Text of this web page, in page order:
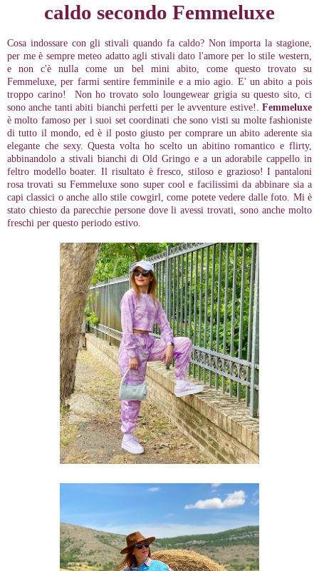
caldo secondo Femmeluxe
Cosa indossare con gli stivali quando fa caldo? Non importa la stagione,
per me è sempre meteo adatto agli stivali dato l'amore per lo stile western,
e non c'è nulla come un bel mini abito, come questo trovato su
Femmeluxe, per farmi sentire femminile e a mio agio. E' un abito a pois
troppo carino! Non ho trovato solo loungewear grigia su questo sito, ci
sono anche tanti abiti bianchi perfetti per le avventure estive!. Femmeluxe
è molto famoso per i suoi set coordinati che sono visti su molte fashioniste
di tutto il mondo, ed è il posto giusto per comprare un abito aderente sia
elegante che sexy. Questa volta ho scelto un abitino romantico e flirty,
abbinandolo a stivali bianchi di Old Gringo e a un adorabile cappello in
feltro modello boater. Il risultato è fresco, stiloso e grazioso! I pantaloni
rosa trovati su Femmeluxe sono super cool e facilissimi da abbinare sia a
capi classici o anche allo stile cowgirl, come potete vedere dalle foto. Mi è
stato chiesto da parecchie persone dove li avessi trovati, sono anche molto
freschi per questo periodo estivo.